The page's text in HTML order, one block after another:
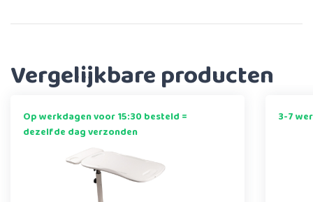
Vergelijkbare producten
Op werkdagen voor 15:30 besteld =
dezelfde dag verzonden
3-7